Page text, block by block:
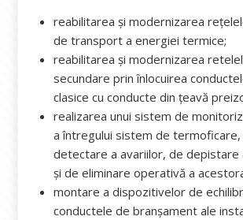
reabilitarea şi modernizarea
de transport a energiei termice;
reabilitarea şi modernizarea
secundare prin înlocuirea
clasice cu conducte din țeavă
realizarea unui sistem de
a întregului sistem de termoficare,
detectare a avariilor, de depistare
şi de eliminare operativă a
montare a dispozitivelor de
conductele de branșament ale